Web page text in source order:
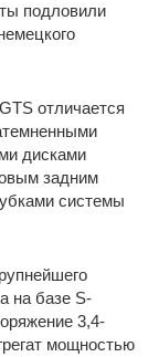
подловили
отличается
дисками
задним
системы
на базе S-
3,4-
мощностью